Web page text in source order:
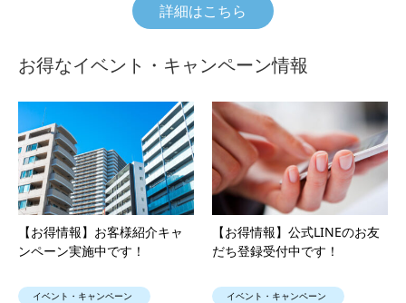
詳細はこちら
お得なイベント・キャンペーン情報
【お得情報】お客様紹介キャ
ンペーン実施中です！
イベント・キャンペーン
【お得情報】公式LINEのお友
だち登録受付中です！
イベント・キャンペーン